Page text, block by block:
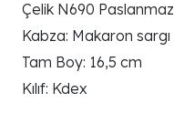
Çelik N690 Paslanmaz
Kabza: Makaron sargı
Tam Boy: 16,5 cm
Kılıf: Kdex